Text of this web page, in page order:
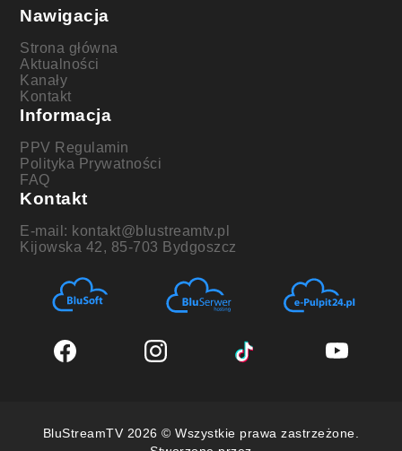
Nawigacja
Strona główna
Aktualności
Kanały
Kontakt
Informacja
PPV Regulamin
Polityka Prywatności
FAQ
Kontakt
E-mail: kontakt@blustreamtv.pl
Kijowska 42, 85-703 Bydgoszcz
BluStreamTV 2026 © Wszystkie prawa zastrzeżone.